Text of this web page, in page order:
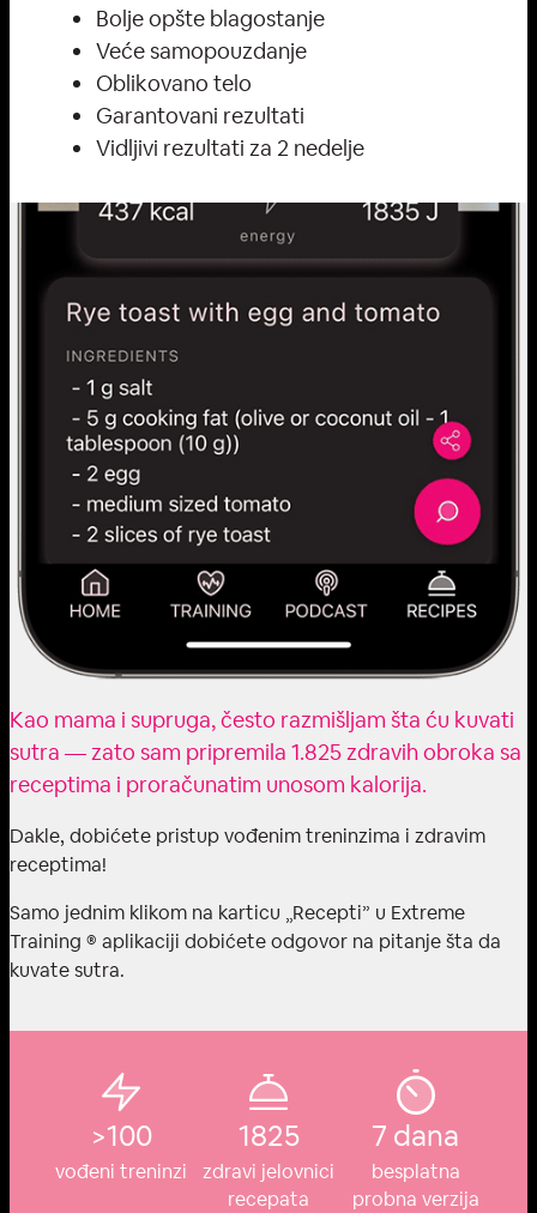
Bolje opšte blagostanje
Veće samopouzdanje
Oblikovano telo
Garantovani rezultati
Vidljivi rezultati za 2 nedelje
Kao mama i supruga, često razmišljam šta ću kuvati
sutra — zato sam pripremila 1.825 zdravih obroka sa
receptima i proračunatim unosom kalorija.
Dakle, dobićete pristup vođenim treninzima i zdravim
receptima!
Samo jednim klikom na karticu „Recepti” u Extreme
Training ® aplikaciji dobićete odgovor na pitanje šta da
kuvate sutra.
>100 1825 7 dana
vođeni treninzi
zdravi jelovnici
recepata
besplatna
probna verzija